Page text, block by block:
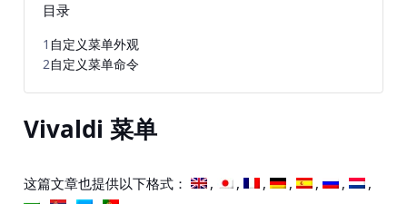
Vivaldi 菜单
这篇文章也提供以下格式：
目录
1 自定义菜单外观
2自定义菜单命令